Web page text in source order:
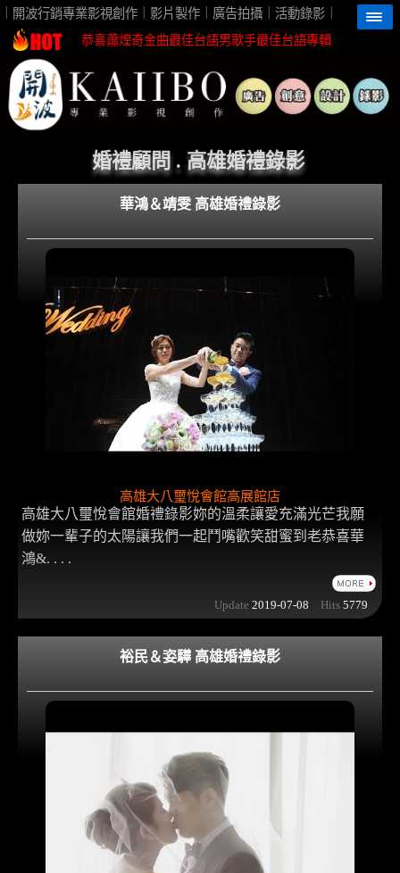
｜開波行銷專業影視創作｜影片製作｜廣告拍攝｜活動錄影｜
高雄影片製作首選開波行銷最佳視覺團隊夥伴
恭喜蕭煌奇金曲最佳台語男歌手最佳台語專輯
蕭煌奇鼓勵身障朋友一起親近海洋無障礙
開波行銷專業影片製作 企劃創意高觀看短影音
高雄影片製作首選開波行銷最佳視覺團隊夥伴
恭喜蕭煌奇金曲最佳台語男歌手最佳台語專輯
恭喜96分鐘榮獲第62屆金馬獎最佳視覺效果
開波行銷專業影片製作 企劃創意高觀看短影音
婚禮顧問 . 高雄婚禮錄影
華鴻＆靖雯 高雄婚禮錄影
高雄大八璽悅會館高展館店
高雄大八璽悅會館婚禮錄影妳的溫柔讓愛充滿光芒我願
做妳一輩子的太陽讓我們一起鬥嘴歡笑甜蜜到老恭喜華
鴻&. . . .
Update 2019-07-08 Hits 5779
裕民＆姿驊 高雄婚禮錄影